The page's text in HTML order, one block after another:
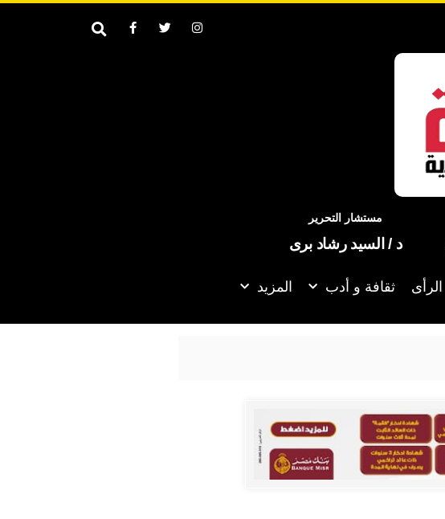
مستشار التحرير
د / السيد رشاد برى
الرأى ثقافة و أدب المزيد